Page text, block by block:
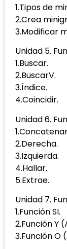
1.Tipos de
2.Crea
3.Modificar
Unidad 5.
1.Buscar.
2.BuscarV.
3.Índice.
4.Coincidir.
Unidad 6.
2.Derecha.
3.Izquierda.
4.Hallar.
5.Extrae.
Unidad 7.
1.Función SI.
2.Función Y
3.Función O